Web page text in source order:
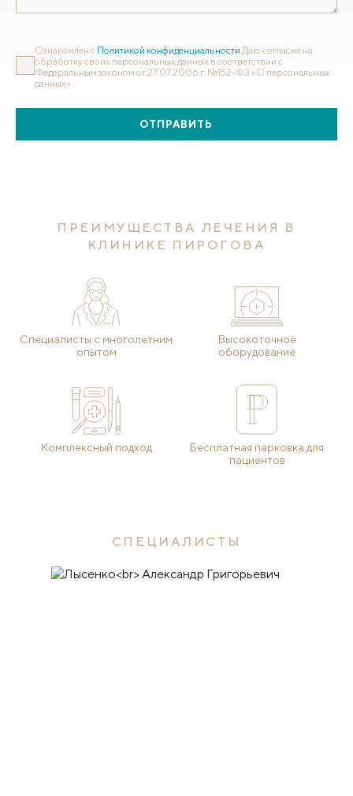
Ознакомлен с Политикой конфиденциальности Даю согласие на
обработку своих персональных данных в соответствии с
Федеральным законом от 27.07.2006 г. №152-ФЗ «О персональных
данных».
ОТПРАВИТЬ
ПРЕИМУЩЕСТВА ЛЕЧЕНИЯ В
КЛИНИКЕ ПИРОГОВА
Специалисты с многолетним
опытом
Высокоточное
оборудование
Комплексный подход
Бесплатная парковка для
пациентов
СПЕЦИАЛИСТЫ